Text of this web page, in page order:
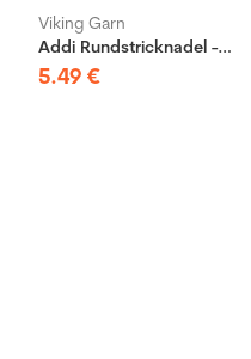
Viking Garn
Addi Rundstricknadel - Messing
5.49 €